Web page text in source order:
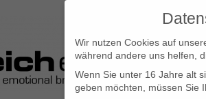
Wir nutzen Cookies auf
während andere uns helfen,
Wenn Sie unter 16 Jahre alt
geben möchten, müssen Sie